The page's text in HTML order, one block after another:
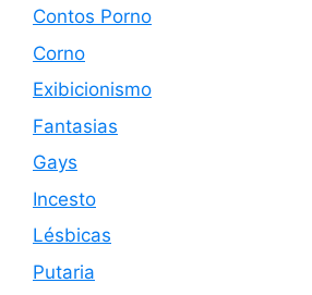
Contos Porno
Corno
Exibicionismo
Fantasias
Gays
Incesto
Lésbicas
Putaria